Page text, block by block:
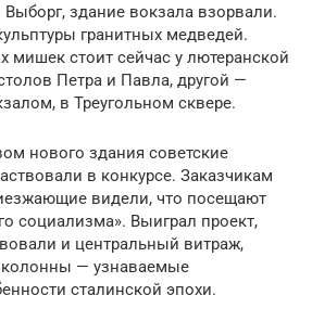
здание вокзала взорвали.
гранитных медведей.
мишек стоит сейчас у лютеранской
Петра и Павла, другой —
в Треугольном сквере.
нового здания советские
в конкурсе. Заказчикам
видели, что посещают
социализма». Выиграл проект,
и центральный витраж,
— узнаваемые
сталинской эпохи.